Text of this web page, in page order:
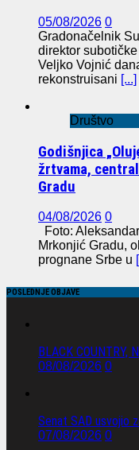
05/08/2026 0
Gradonačelnik
direktor
Veljko Vojnić
rekonstruisani [...]
Društvo
Godišnjica
žrtvama,
Gradu
04/08/2026 0
Foto:
Mrkonjić Gradu,
prognane Srbe u
POSLEDNJE OBJAVE
BLACK COUNTRY,
08/08/2026 0
Senat SAD usvojio
07/08/2026 0